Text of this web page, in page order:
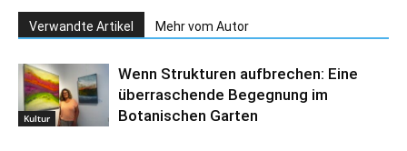
Verwandte Artikel Mehr vom Autor
Kultur
Wenn Strukturen aufbrechen: Eine
überraschende Begegnung im
Botanischen Garten